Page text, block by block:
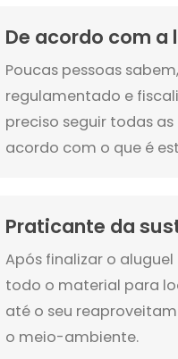
De acordo com a
Poucas pessoas
regulamentado e
preciso seguir todas
acordo com o que é
Praticante da
Após finalizar o
todo o material para
até o seu
o meio-ambiente.